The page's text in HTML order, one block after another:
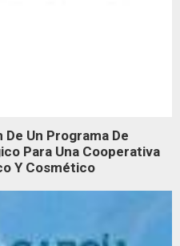
Un Programa De
Para Una Cooperativa
Y Cosmético